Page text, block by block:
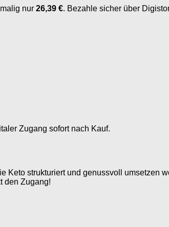
nur 26,39 €. Bezahle sicher über
Zugang sofort nach Kauf.
Keto strukturiert und genussvoll umsetzen
den Zugang!